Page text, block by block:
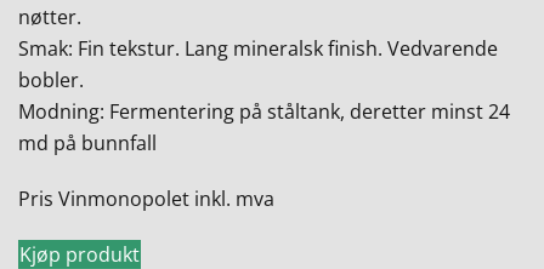
nøtter.
Smak: Fin tekstur. Lang mineralsk finish. Vedvarende
bobler.
Modning: Fermentering på ståltank, deretter minst 24
md på bunnfall
Pris Vinmonopolet inkl. mva
Kjøp produkt